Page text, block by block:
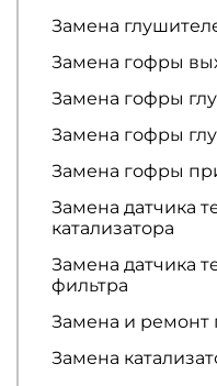
Замена
Замена гофры
Замена гофры
Замена гофры
Замена гофры
Замена датчика
катализатора
Замена датчика
фильтра
Замена и ремонт
Замена